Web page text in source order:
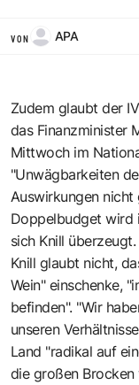
VON APA
Zudem glaubt der
das Finanzminister
Mittwoch im
"Unwägbarkeiten
Auswirkungen
Doppelbudget wird
sich Knill überzeugt.
Knill glaubt nicht,
Wein" einschenke,
befinden". "Wir
unseren
Land "radikal auf
die großen Brocken